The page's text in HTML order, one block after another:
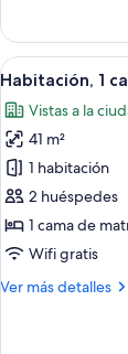
1
cama
de
grande
Abrir
todas
las
fotos
de
Habitación,
1
cama
matrimonio
1
Habitación, 1
Vistas a la
41 m²
1 habitación
2 huéspedes
1 cama de
Wifi gratis
Ver más detalles
Más